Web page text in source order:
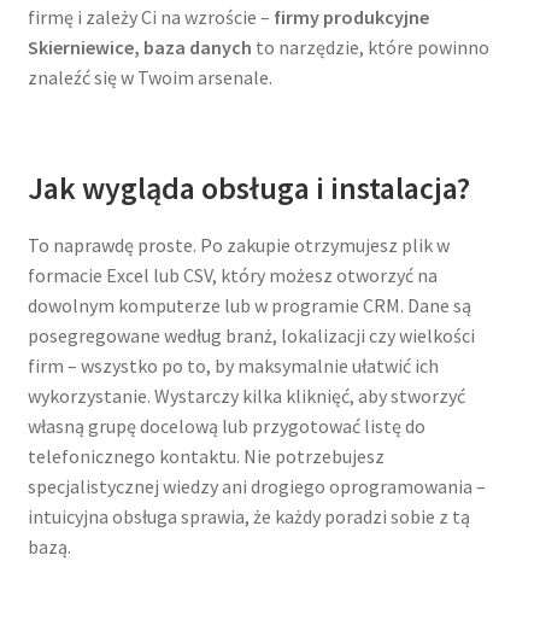
firmę i zależy Ci na wzroście – firmy produkcyjne
Skierniewice, baza danych to narzędzie, które powinno
znaleźć się w Twoim arsenale.
Jak wygląda obsługa i instalacja?
To naprawdę proste. Po zakupie otrzymujesz plik w
formacie Excel lub CSV, który możesz otworzyć na
dowolnym komputerze lub w programie CRM. Dane są
posegregowane według branż, lokalizacji czy wielkości
firm – wszystko po to, by maksymalnie ułatwić ich
wykorzystanie. Wystarczy kilka kliknięć, aby stworzyć
własną grupę docelową lub przygotować listę do
telefonicznego kontaktu. Nie potrzebujesz
specjalistycznej wiedzy ani drogiego oprogramowania –
intuicyjna obsługa sprawia, że każdy poradzi sobie z tą
bazą.